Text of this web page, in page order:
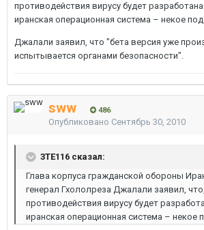
противодействия вирусу будет
иранская операционная система – некое
Джалали заявил, что "бета версия уже
испытывается органами безопасности".
sww 486
Опубликовано Сентябрь 30, 2010
3TE116 сказал:
Глава корпуса гражданской обороны
генерал Гхололреза Джалали заявил,
противодействия вирусу будет
иранская операционная система – некое